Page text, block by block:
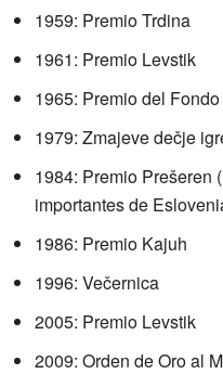
1959: Premio Trdina
1961: Premio Levstik
1965: Premio del
1979: Zmajeve dečje
1984: Premio Prešeren
importantes de
1986: Premio Kajuh
1996: Večernica
2005: Premio Levstik
2009: Orden de Oro al